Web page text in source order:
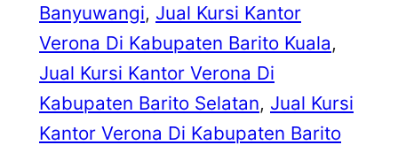
Banyuwangi, Jual Kursi Kantor
Verona Di Kabupaten Barito Kuala
Jual Kursi Kantor Verona Di
Kabupaten Barito Selatan, Jual Kursi
Kantor Verona Di Kabupaten Barito